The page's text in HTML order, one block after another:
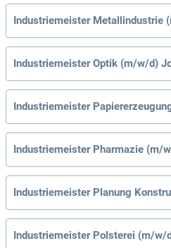
Industriemeister Metallindustrie
Industriemeister Optik (m/w/d)
Industriemeister
Industriemeister Pharmazie (m/
Industriemeister Planung
Industriemeister Polsterei (m/w/